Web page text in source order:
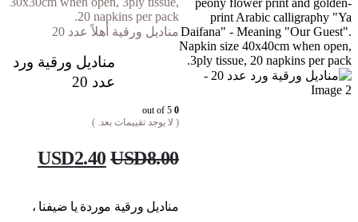
مناديل ورقية أهلاً عدد 20
مناديل ورقية ورد
عدد 20
0
( لا يوجد تقييمات بعد. )
USD8.00
USD2.40
مناديل ورقية موردة يا ضيفنا ،